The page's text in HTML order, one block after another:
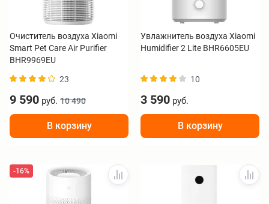
Очиститель воздуха Xiaomi
Smart Pet Care Air Purifier
BHR9969EU
23
9 590 руб. 10 490
В корзину
Увлажнитель воздуха Xiaomi
Humidifier 2 Lite BHR6605EU
10
3 590 руб.
В корзину
-16%